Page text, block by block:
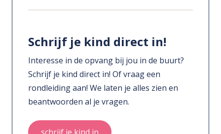
Schrijf je kind direct in!
Interesse in de opvang bij jou in de buurt?
Schrijf je kind direct in! Of vraag een
rondleiding aan! We laten je alles zien en
beantwoorden al je vragen.